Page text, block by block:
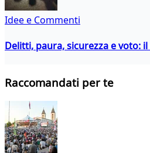
Idee e Commenti
Delitti, paura, sicurezza e voto:
Raccomandati per te